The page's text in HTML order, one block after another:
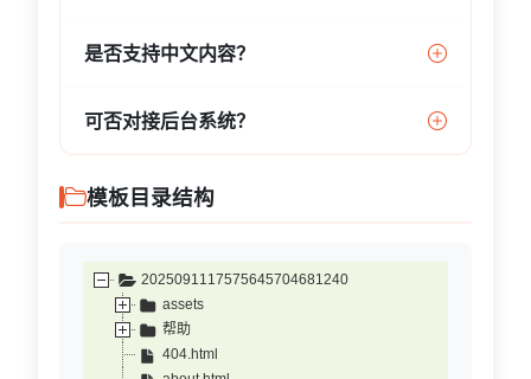
是否支持中文内容？
可否对接后台系统？
模板目录结构
2025091117575645704681240
assets
帮助
404.html